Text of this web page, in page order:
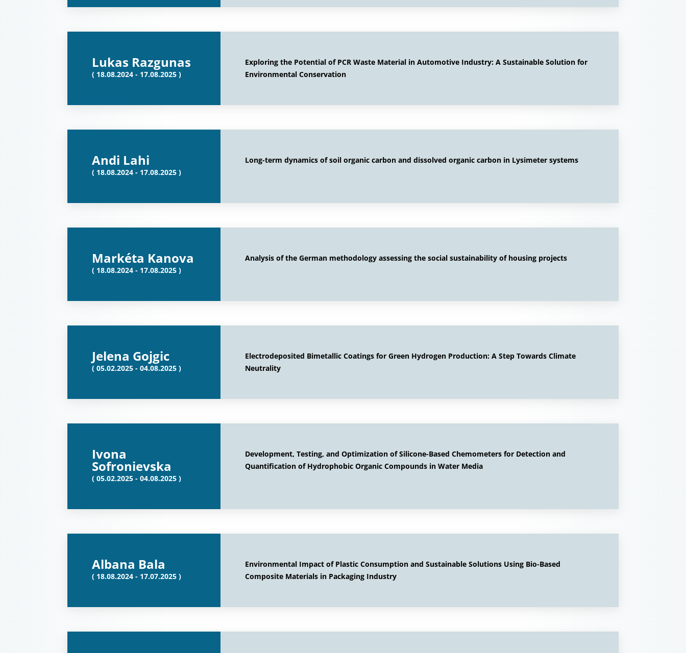
Lukas Razgunas
( 18.08.2024 - 17.08.2025 )
Exploring the Potential of PCR Waste Material in Automotive Industry: A Sustainable Solution for
Environmental Conservation
Andi Lahi
( 18.08.2024 - 17.08.2025 )
Long-term dynamics of soil organic carbon and dissolved organic carbon in Lysimeter systems
Markéta Kanova
( 18.08.2024 - 17.08.2025 )
Analysis of the German methodology assessing the social sustainability of housing projects
Jelena Gojgic
( 05.02.2025 - 04.08.2025 )
Electrodeposited Bimetallic Coatings for Green Hydrogen Production: A Step Towards Climate
Neutrality
Ivona
Sofronievska
( 05.02.2025 - 04.08.2025 )
Development, Testing, and Optimization of Silicone-Based Chemometers for Detection and
Quantification of Hydrophobic Organic Compounds in Water Media
Albana Bala
( 18.08.2024 - 17.07.2025 )
Environmental Impact of Plastic Consumption and Sustainable Solutions Using Bio-Based
Composite Materials in Packaging Industry